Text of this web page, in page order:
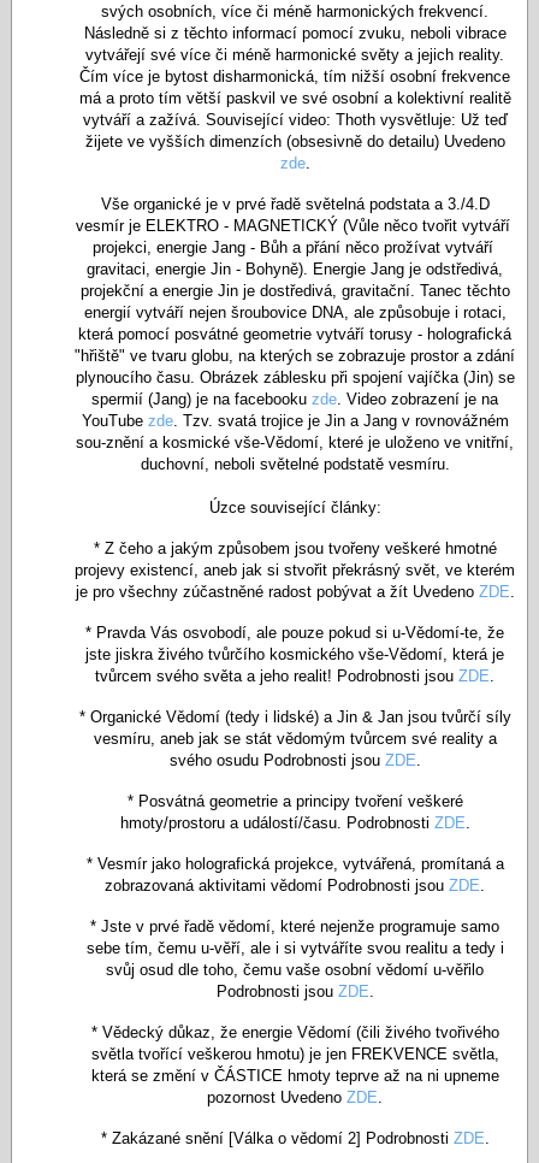
svých osobních, více či méně harmonických frekvencí.
Následně si z těchto informací pomocí zvuku, neboli vibrace
vytvářejí své více či méně harmonické světy a jejich reality.
Čím více je bytost disharmonická, tím nižší osobní frekvence
má a proto tím větší paskvil ve své osobní a kolektivní realitě
vytváří a zažívá. Související video: Thoth vysvětluje: Už teď
žijete ve vyšších dimenzích (obsesivně do detailu) Uvedeno
zde.
Vše organické je v prvé řadě světelná podstata a 3./4.D
vesmír je ELEKTRO - MAGNETICKÝ (Vůle něco tvořit vytváří
projekci, energie Jang - Bůh a přání něco prožívat vytváří
gravitaci, energie Jin - Bohyně). Energie Jang je odstředivá,
projekční a energie Jin je dostředivá, gravitační. Tanec těchto
energií vytváří nejen šroubovice DNA, ale způsobuje i rotaci,
která pomocí posvátné geometrie vytváří torusy - holografická
"hřiště" ve tvaru globu, na kterých se zobrazuje prostor a zdání
plynoucího času. Obrázek záblesku při spojení vajíčka (Jin) se
spermií (Jang) je na facebooku zde. Video zobrazení je na
YouTube zde. Tzv. svatá trojice je Jin a Jang v rovnovážném
sou-znění a kosmické vše-Vědomí, které je uloženo ve vnitřní,
duchovní, neboli světelné podstatě vesmíru.
Úzce související články:
* Z čeho a jakým způsobem jsou tvořeny veškeré hmotné
projevy existencí, aneb jak si stvořit překrásný svět, ve kterém
je pro všechny zúčastněné radost pobývat a žít Uvedeno ZDE.
* Pravda Vás osvobodí, ale pouze pokud si u-Vědomí-te, že
jste jiskra živého tvůrčího kosmického vše-Vědomí, která je
tvůrcem svého světa a jeho realit! Podrobnosti jsou ZDE.
* Organické Vědomí (tedy i lidské) a Jin & Jan jsou tvůrčí síly
vesmíru, aneb jak se stát vědomým tvůrcem své reality a
svého osudu Podrobnosti jsou ZDE.
* Posvátná geometrie a principy tvoření veškeré
hmoty/prostoru a událostí/času. Podrobnosti ZDE.
*Vesmír jako holografická projekce, vytvářená, promítaná a
zobrazovaná aktivitami vědomí Podrobnosti jsou ZDE.
* Jste v prvé řadě vědomí, které nejenže programuje samo
sebe tím, čemu u-věří, ale i si vytváříte svou realitu a tedy i
svůj osud dle toho, čemu vaše osobní vědomí u-věřilo
Podrobnosti jsou ZDE.
* Vědecký důkaz, že energie Vědomí (čili živého tvořivého
světla tvořící veškerou hmotu) je jen FREKVENCE světla,
která se změní v ČÁSTICE hmoty teprve až na ni upneme
pozornost Uvedeno ZDE.
* Zakázané snění [Válka o vědomí 2] Podrobnosti ZDE.